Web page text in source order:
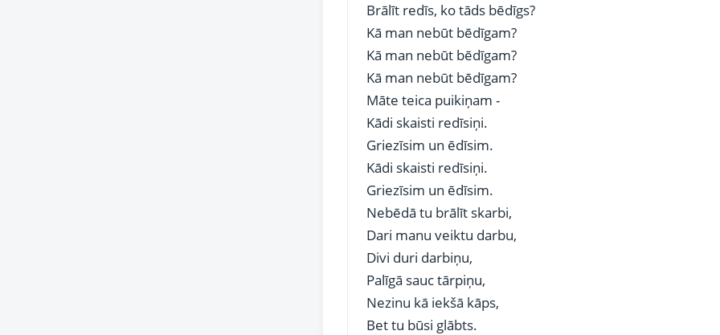
Brālīt redīs, ko tāds bēdīgs?
Kā man nebūt bēdīgam?
Kā man nebūt bēdīgam?
Kā man nebūt bēdīgam?
Māte teica puikiņam -
Kādi skaisti redīsiņi.
Griezīsim un ēdīsim.
Kādi skaisti redīsiņi.
Griezīsim un ēdīsim.
Nebēdā tu brālīt skarbi,
Dari manu veiktu darbu,
Divi duri darbiņu,
Palīgā sauc tārpiņu,
Nezinu kā iekšā kāps,
Bet tu būsi glābts.